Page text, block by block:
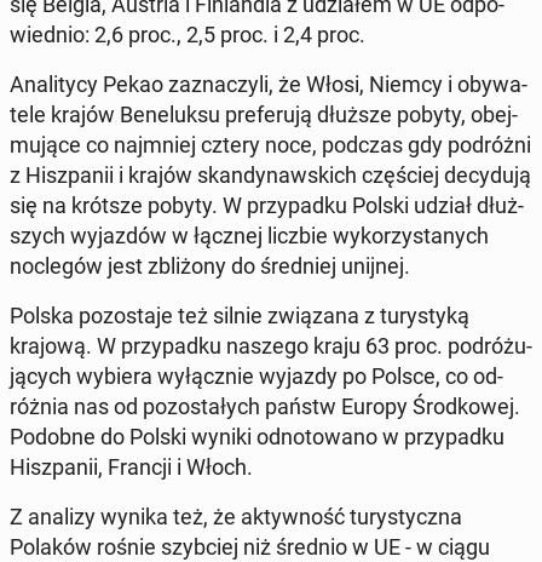
wied­nio: 2,6 proc., 2,5 proc. i 2,4 proc.
Ana­li­ty­cy Pekao za­zna­czy­li, że Włosi, Niemcy i oby­wa­
te­le krajów Be­ne­luk­su pre­fe­ru­ją dłuższe pobyty, obej­
mu­ją­ce co naj­mniej cztery noce, podczas gdy po­dróż­ni
z Hisz­pa­nii i krajów skan­dy­naw­skich czę­ściej de­cy­du­ją
się na krótsze pobyty. W przy­pad­ku Polski udział dłuż­
szych wy­jaz­dów w łącznej liczbie wy­ko­rzy­sta­nych
noc­le­gów jest zbli­żo­ny do śred­niej unijnej.
Polska po­zo­sta­je też silnie zwią­za­na z tu­ry­sty­ką
krajową. W przy­pad­ku naszego kraju 63 proc. po­dró­żu­
ją­cych wybiera wy­łącz­nie wyjazdy po Polsce, co od­
róż­nia nas od po­zo­sta­łych państw Europy Środ­ko­wej.
Podobne do Polski wyniki od­no­to­wa­no w przy­pad­ku
Hisz­pa­nii, Francji i Włoch.
Z analizy wynika też, że ak­tyw­ność tu­ry­stycz­na
Polaków rośnie szyb­ciej niż średnio w UE - w ciągu